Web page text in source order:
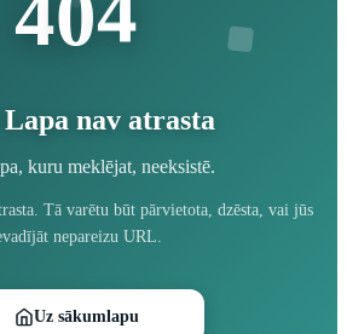
Lapa nav atrasta
kuru meklējat, neeksistē.
Tā varētu būt pārvietota, dzēsta, vai jūs
nepareizu URL.
Uz sākumlapu